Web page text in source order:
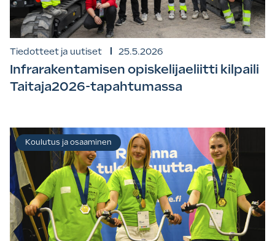
Tiedotteet ja uutiset 25.5.2026
Infrarakentamisen opiskelijaeliitti kilpaili
Taitaja2026-tapahtumassa
Koulutus ja osaaminen